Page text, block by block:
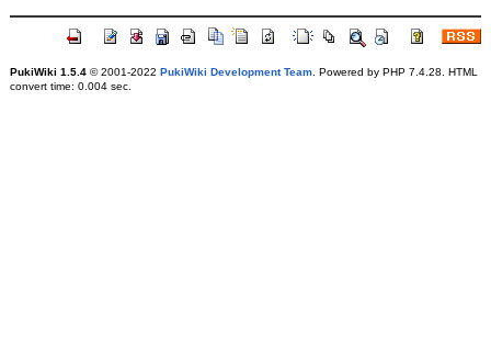
PukiWiki 1.5.4© 2001-2022 PukiWiki Development Team. Powered by PHP 7.4.28. HTML
convert time: 0.004 sec.